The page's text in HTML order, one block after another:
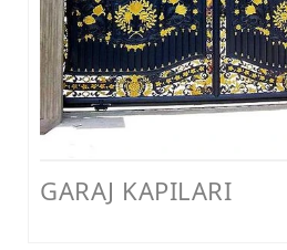
DEMİR MERDİVEN MODELLERİ
FERFORJE PERGOLA & FERFORJE
FERFORJE ÇARDAK VE KAMELYA
GARAJ KAPILARI